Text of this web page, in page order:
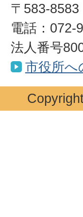
〒583-
電話：
法人番号
市役所へ